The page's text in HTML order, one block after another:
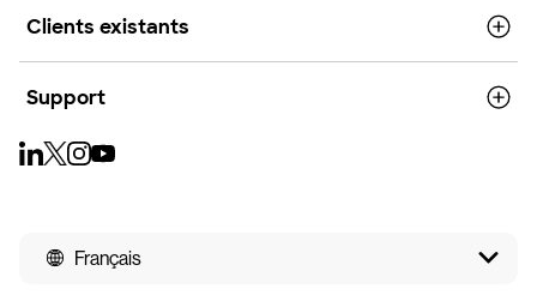
Clients existants
Support
Français